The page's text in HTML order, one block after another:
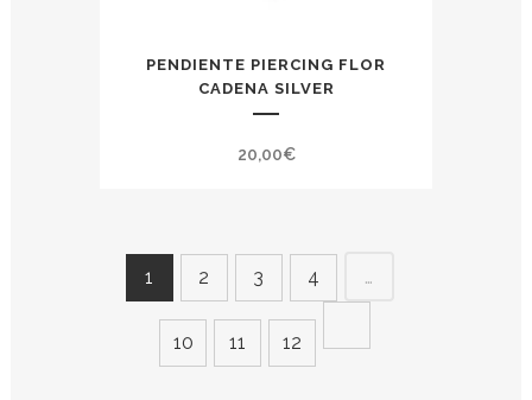
PENDIENTE PIERCING FLOR
CADENA SILVER
20,00€
1 2 3 4 …
10 11 12